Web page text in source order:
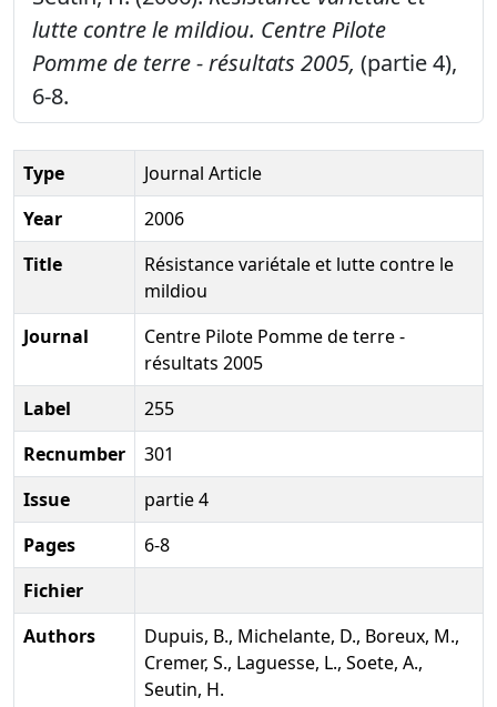
lutte contre le mildiou. Centre Pilote
Pomme de terre - résultats 2005, (partie 4),
6-8.
Type
Journal Article
Year
2006
Title
Résistance variétale et lutte contre le
mildiou
Journal
Centre Pilote Pomme de terre -
résultats 2005
Label
255
Recnumber
301
Issue
partie 4
Pages
6-8
Fichier
Authors
Dupuis, B., Michelante, D., Boreux, M.,
Cremer, S., Laguesse, L., Soete, A.,
Seutin, H.